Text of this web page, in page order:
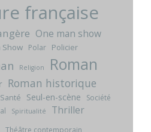
française
One man show
Polar Policier
Religion Roman
Roman historique
Santé Seul-en-scène
Société
Spiritualité Thriller
Théâtre contemporain